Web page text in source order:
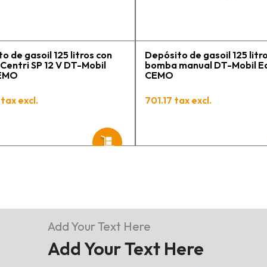
de gasoil 125 litros con
SP 12 V DT-Mobil
excl.
Depósito de gasoil 125
bomba manual DT-Mobil
CEMO
701.17 tax excl.
Add Your Text Here
Add Your Text Here